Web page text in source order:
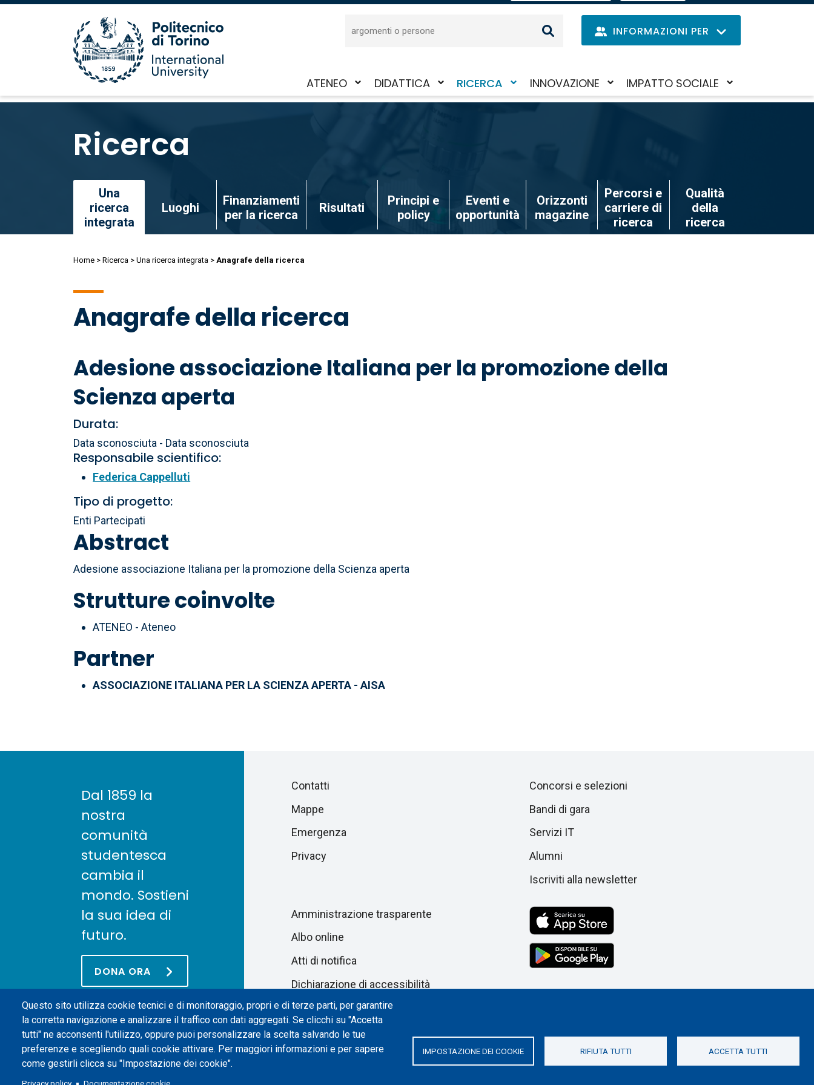
EN IL
DELLE
Salta
ATENEO
Attiva/disattiva
DIDATTICA
Attiva/disattiva
RICERCA
Attiva/disattiva
INNOVAZIONE
Attiva/disattiva
IMPATTO SOCIALE
Attiva/disattiva
INFORMAZIONI PER
Ricerca
contenuto
principale
Una
ricerca
integrata
Luoghi
Finanziamenti
per la ricerca
Risultati
Principi e
policy
Eventi e
opportunità
Orizzonti
magazine
Percorsi e
carriere di
ricerca
Qualità
della
ricerca
Briciole
di
pane
Home Ricerca Una ricerca integrata Anagrafe della ricerca
Anagrafe della ricerca
Adesione associazione Italiana per la promozione della
Scienza aperta
Durata:
Data sconosciuta - Data sconosciuta
Responsabile scientifico:
Federica Cappelluti
Tipo di progetto:
Enti Partecipati
Abstract
Adesione associazione Italiana per la promozione della Scienza aperta
Strutture coinvolte
ATENEO - Ateneo
Partner
ASSOCIAZIONE ITALIANA PER LA SCIENZA APERTA - AISA
Questo sito utilizza cookie tecnici e di monitoraggio, propri e di terze parti, per garantire
la corretta navigazione e analizzare il traffico con dati aggregati. Se clicchi su "Accetta
tutti" ne acconsenti l'utilizzo, oppure puoi personalizzare la scelta salvando le tue
preferenze e scegliendo quali cookie attivare. Per maggiori informazioni e per sapere
come gestirli clicca su "Impostazione dei cookie".
IMPOSTAZIONE DEI COOKIE RIFIUTA TUTTI ACCETTA TUTTI
Dal 1859 la
nostra
comunità
studentesca
cambia il
mondo. Sostieni
la sua idea di
futuro.
DONA ORA
Salta
sezione
Piè
di
pagina
Contatti
Mappe
Emergenza
Privacy
Concorsi e selezioni
Bandi di gara
Servizi IT
Alumni
Iscriviti alla newsletter
Amministrazione trasparente
Albo online
Atti di notifica
Dichiarazione di accessibilità
Impostazione dei cookie